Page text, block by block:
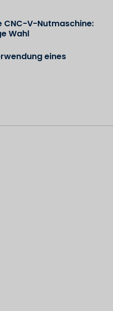
V-Nutmaschine:
Wahl
eines